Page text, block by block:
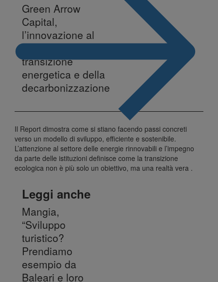
Green Arrow
Capital,
l’innovazione al
servizio della
transizione
energetica e della
decarbonizzazione
Il Report dimostra come si stiano facendo passi concreti
verso un modello di sviluppo, efficiente e sostenibile.
L’attenzione al settore delle energie rinnovabili e l’impegno
da parte delle istituzioni definisce come la transizione
ecologica non è più solo un obiettivo, ma una realtà vera .
Leggi anche
Mangia,
“Sviluppo
turistico?
Prendiamo
esempio da
Baleari e loro